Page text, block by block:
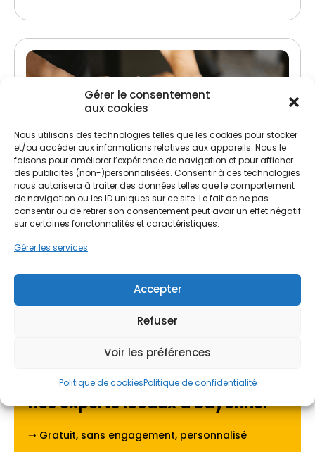
Gérer le consentement
aux cookies
Nous utilisons des technologies telles que les cookies pour stocker
et/ou accéder aux informations relatives aux appareils. Nous le
faisons pour améliorer l’expérience de navigation et pour afficher
des publicités (non-)personnalisées. Consentir à ces technologies
nous autorisera à traiter des données telles que le comportement
de navigation ou les ID uniques sur ce site. Le fait de ne pas
consentir ou de retirer son consentement peut avoir un effet négatif
sur certaines fonctonnalités et caractéristiques.
Gérer les services
Accepter
Refuser
Voir les préférences
Politique de cookiesPolitique de confidentialité
Traitement de charpente
Lutte contre les insectes xylophages et
champignons
Faites-vous guider par l'un de
nos experts locaux àBayonne.
➝ Gratuit, sans engagement, personnalisé